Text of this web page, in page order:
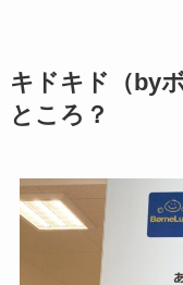
キドキド（by
ところ？